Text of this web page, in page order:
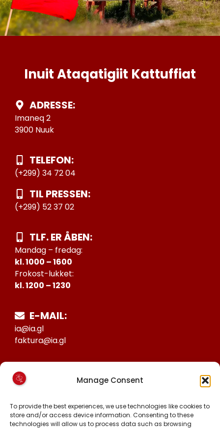
Manage Consent
To provide the best experiences, we use technologies like cookies to
store and/or access device information. Consenting to these
technologies will allow us to process data such as browsing
Inuit Ataqatigiit Kattuffiat
ADRESSE:
Imaneq 2
3900 Nuuk
TELEFON:
(+299) 34 72 04
TIL PRESSEN:
(+299) 52 37 02
TLF. ER ÅBEN:
Mandag – fredag:
kl. 1000 – 1600
Frokost-lukket:
kl. 1200 – 1230
E-MAIL:
ia@ia.gl
faktura@ia.gl
25027388
KONTO NR:
6471-1511626